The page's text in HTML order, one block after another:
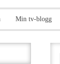
Min tv-blogg